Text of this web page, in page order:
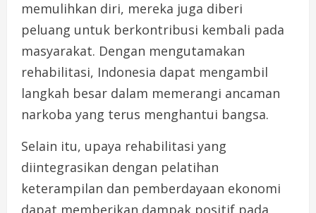
memulihkan diri, mereka juga diberi
peluang untuk berkontribusi kembali pada
masyarakat. Dengan mengutamakan
rehabilitasi, Indonesia dapat mengambil
langkah besar dalam memerangi ancaman
narkoba yang terus menghantui bangsa.
Selain itu, upaya rehabilitasi yang
diintegrasikan dengan pelatihan
keterampilan dan pemberdayaan ekonomi
dapat memberikan dampak positif pada